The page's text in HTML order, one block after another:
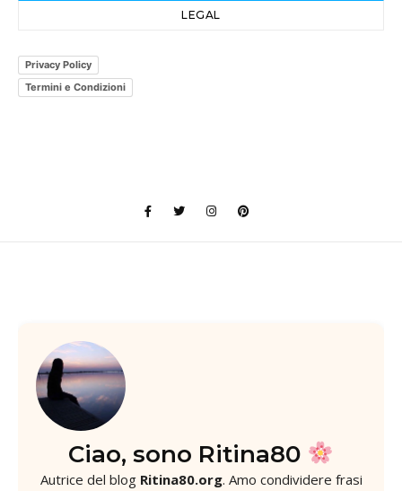
LEGAL
Privacy Policy
Termini e Condizioni
Ciao, sono Ritina80
Autrice del blog Ritina80.org. Amo condividere frasi